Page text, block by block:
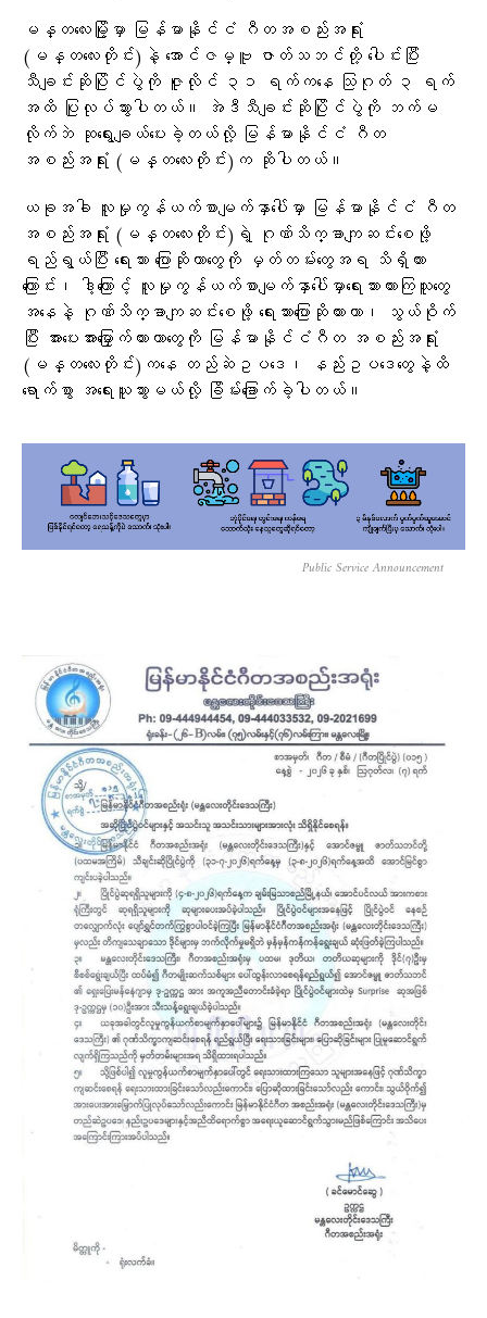
မန္တလေးမြို့မှာ မြန်မာနိုင်ငံ ဂီတအစည်းအရုံး
(မန္တလေးတိုင်း)နဲ့ အောင်ဇမ္ဗူ ဇာတ်သဘင်တို့ ပေါင်းပြီး
သီချင်းဆိုပြိုင်ပွဲကို ဇူလိုင် ၃၁ ရက်ကနေ သြဂုတ် ၃ ရက်
အထိ ပြုလုပ်သွားပါတယ်။ အဲဒီသီချင်းဆိုပြိုင်ပွဲကို ဘက်မ
လိုက်ဘဲ ဆုရွေးချယ်ပေးခဲ့တယ်လို့ မြန်မာနိုင်ငံ ဂီတ
အစည်းအရုံး (မန္တလေးတိုင်း)က ဆိုပါတယ်။
ယခုအခါ လူမှုကွန်ယက်စာမျက်နှာပေါ်မှာ မြန်မာနိုင်ငံ ဂီတ
အစည်းအရုံး (မန္တလေးတိုင်း)ရဲ့ ဂုဏ်သိက္ခာကျဆင်းစေဖို့
ရည်ရွယ်ပြီး ရေးသား ပြောဆိုတာတွေကို မှတ်တမ်းတွေအရ သိရှိထား
ကြောင်း၊ ဒါ့ကြောင့် လူမှုကွန်ယက်စာမျက်နှာပေါ်မှာရေးသားထားကြသူတွေ
အနေနဲ့ ဂုဏ်သိက္ခာကျဆင်းစေဖို့ ရေးသားပြောဆိုထားတာ၊ သွယ်ဝိုက်
ပြီး အားပေးအားမြှောက်ထားတာတွေကို မြန်မာနိုင်ငံဂီတ အစည်းအရုံး
(မန္တလေးတိုင်း)ကနေ တည်ဆဲဥပဒေ၊ နည်းဥပဒေတွေနဲ့ထိ
ရောက်စွာ အရေးယူသွားမယ်လို့ ခြိမ်းခြောက်ခဲ့ပါတယ်။
Public Service Announcement